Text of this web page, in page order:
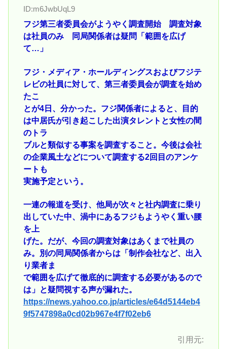
ID:m6JwbUqL9
フジ第三者委員会がようやく調査開始 調査対象
は社員のみ 同局関係者は疑問「範囲を広げ
て…」
フジ・メディア・ホールディングスおよびフジテ
レビの社員に対して、第三者委員会が調査を始め
たこ
とが4日、分かった。フジ関係者によると、目的
は中居氏が引き起こした出演タレントと女性の間
のトラ
ブルと類似する事案を調査すること。今後は会社
の企業風土などについて調査する2回目のアンケ
ートも
実施予定という。
一連の報道を受け、他局が次々と社内調査に乗り
出していた中、渦中にあるフジもようやく重い腰
を上
げた。だが、今回の調査対象はあくまで社員の
み。別の同局関係者からは「制作会社など、出入
り業者ま
で範囲を広げて徹底的に調査する必要があるので
は」と疑問視する声が漏れた。
https://news.yahoo.co.jp/articles/e64d5144eb4
9f5747898a0cd02b967e4f7f02eb6
引用元: